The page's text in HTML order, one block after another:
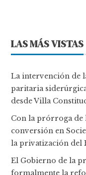
LAS MÁS VISTAS
La intervención de
paritaria
desde Villa
Con la prórroga de
conversión en
la privatización del
El Gobierno de la
formalmente la